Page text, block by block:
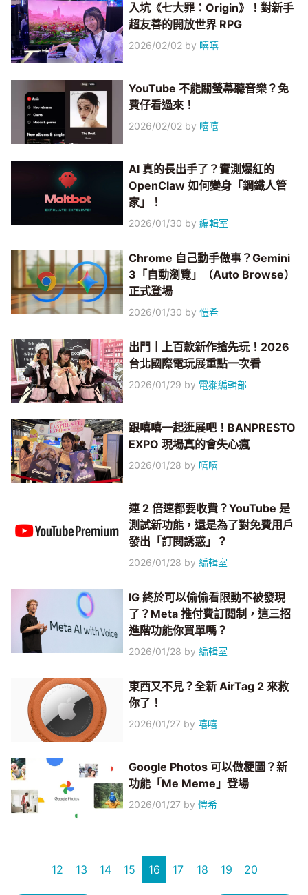
入坑《七大罪：Origin》！對新手
超友善的開放世界 RPG
2026/02/02 by 嘻嘻
YouTube 不能關螢幕聽音樂？免
費仔看過來！
2026/02/02 by 嘻嘻
AI 真的長出手了？實測爆紅的
OpenClaw 如何變身「鋼鐵人管
家」！
2026/01/30 by編輯室
Chrome 自己動手做事？Gemini
3「自動瀏覽」（Auto Browse）
正式登場
2026/01/30 by愷希
出門｜上百款新作搶先玩！2026
台北國際電玩展重點一次看
2026/01/29 by 電獺編輯部
跟嘻嘻一起逛展吧！BANPRESTO
EXPO 現場真的會失心瘋
2026/01/28 by 嘻嘻
連 2 倍速都要收費？YouTube 是
測試新功能，還是為了對免費用戶
發出「訂閱誘惑」？
2026/01/28 by編輯室
IG 終於可以偷偷看限動不被發現
了？Meta 推付費訂閱制，這三招
進階功能你買單嗎？
2026/01/28 by編輯室
東西又不見？全新 AirTag 2 來救
你了！
2026/01/27 by 嘻嘻
Google Photos 可以做梗圖？新
功能「Me Meme」登場
2026/01/27 by愷希
12 13 14 15 16 17 18 19 20